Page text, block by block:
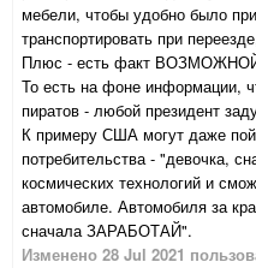
мебели, чтобы удобно было
транспортировать при
Плюс - есть факт
То есть на фоне информации,
пиратов - любой президент
К примеру США могут даже
потребительства - "девочка,
космических технологий и
автомобиле. Автомобиля за
сначала ЗАРАБОТАЙ".
Изменено 28 Jul 2021